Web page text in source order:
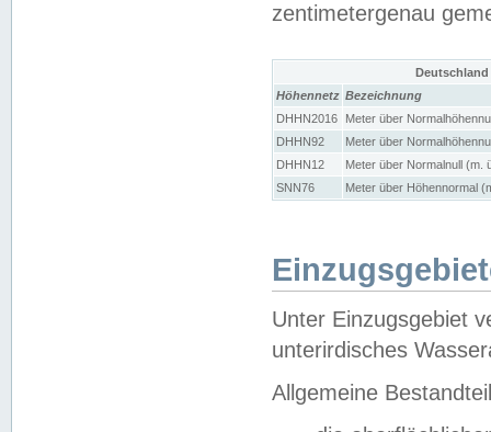
zentimetergenau
Höhennetz Bezeichnung
DHHN2016
Meter über
DHHN92
Meter über
DHHN12
Meter über Normalnull (m.
SNN76
Meter über Höhennormal
Unter Einzugsgebiet
unterirdisches
Allgemeine